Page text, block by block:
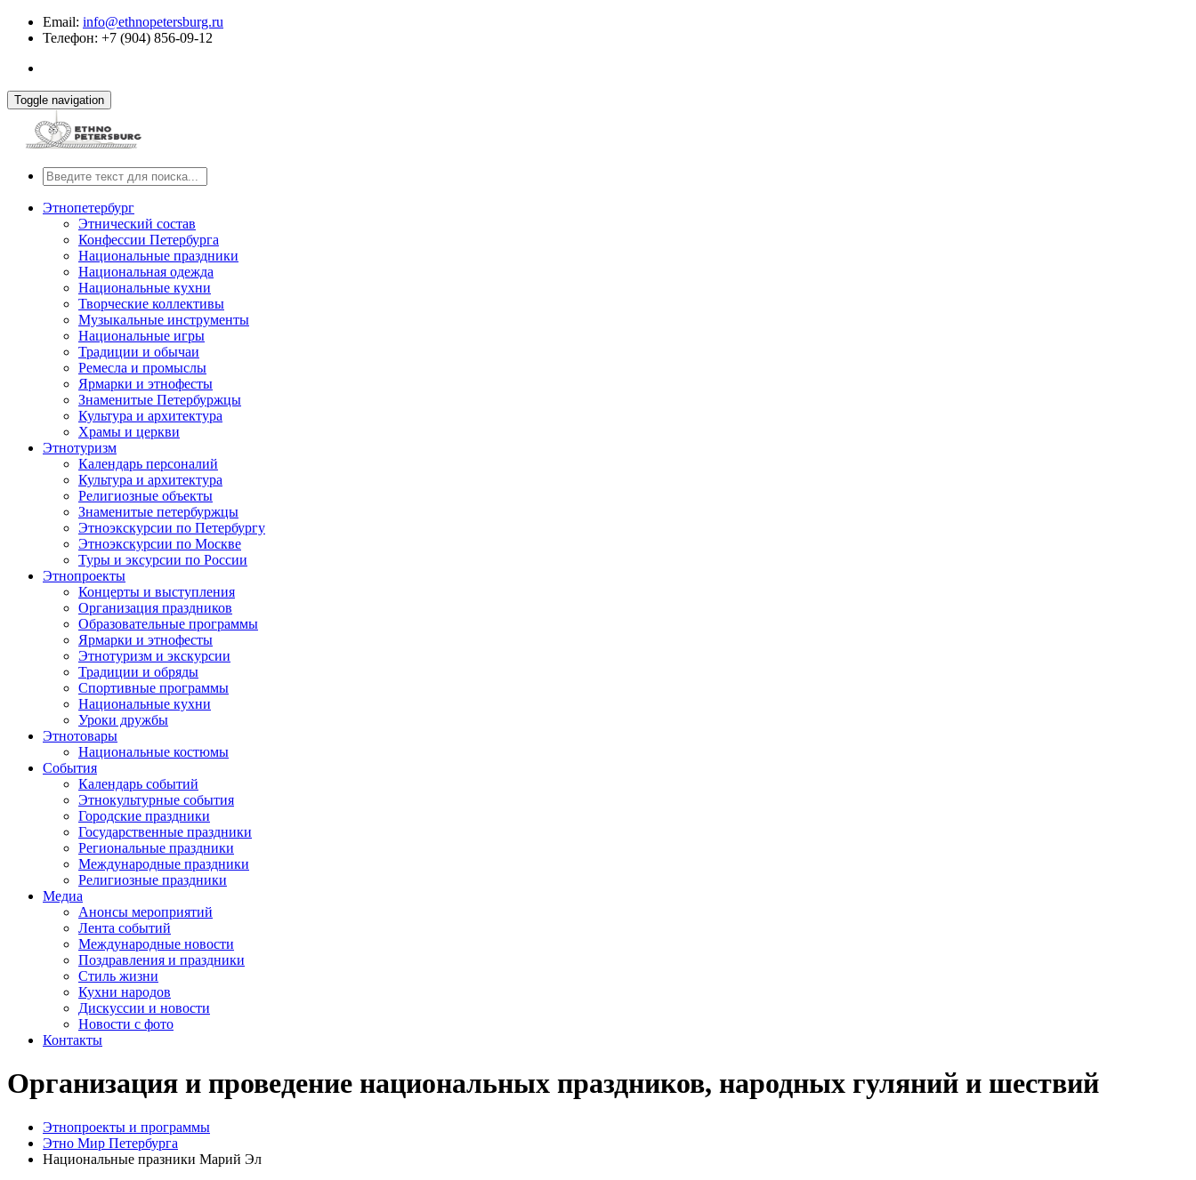
Email: info@ethnopetersburg.ru
Телефон: +7 (904) 856-09-12
Toggle navigation
Этнопетербург
Этнический состав
Конфессии Петербурга
Национальные праздники
Национальная одежда
Национальные кухни
Творческие коллективы
Музыкальные инструменты
Национальные игры
Традиции и обычаи
Ремесла и промыслы
Ярмарки и этнофесты
Знаменитые Петербуржцы
Культура и архитектура
Храмы и церкви
Этнотуризм
Календарь персоналий
Культура и архитектура
Религиозные объекты
Знаменитые петербуржцы
Этноэкскурсии по Петербургу
Этноэкскурсии по Москве
Туры и эксурсии по России
Этнопроекты
Концерты и выступления
Организация праздников
Образовательные программы
Ярмарки и этнофесты
Этнотуризм и экскурсии
Традиции и обряды
Спортивные программы
Национальные кухни
Уроки дружбы
Этнотовары
Национальные костюмы
События
Календарь событий
Этнокультурные события
Городские праздники
Государственные праздники
Региональные праздники
Международные праздники
Религиозные праздники
Медиа
Анонсы мероприятий
Лента событий
Международные новости
Поздравления и праздники
Cтиль жизни
Кухни народов
Дискуссии и новости
Новости с фото
Контакты
Организация и проведение национальных праздников, народных гуляний и шествий
Этнопроекты и программы
Этно Мир Петербурга
Национальные празники Марий Эл